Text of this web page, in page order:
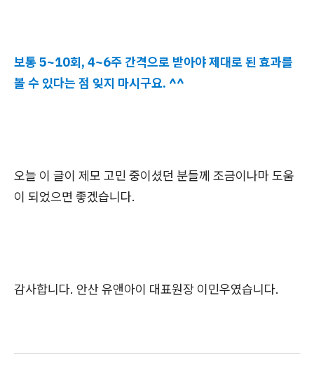
보통 5~10회, 4~6주 간격으로 받아야 제대로 된 효과를
볼 수 있다는 점 잊지 마시구요. ^^
오늘 이 글이 제모 고민 중이셨던 분들께 조금이나마 도움
이 되었으면 좋겠습니다.
감사합니다. 안산 유앤아이 대표원장 이민우였습니다.